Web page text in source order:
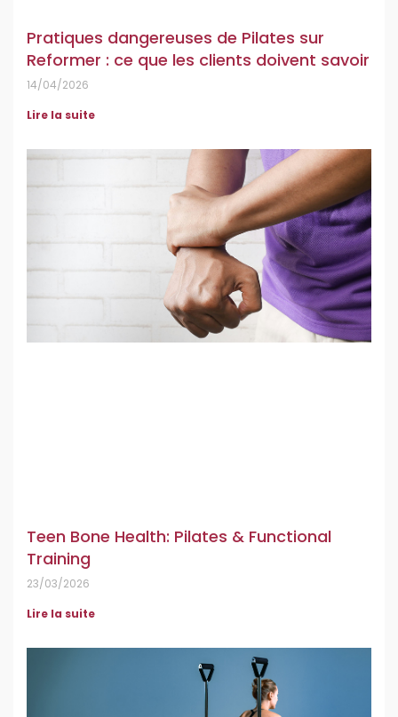
Pratiques dangereuses de Pilates sur
Reformer : ce que les clients doivent savoir
14/04/2026
Lire la suite
Teen Bone Health: Pilates & Functional
Training
23/03/2026
Lire la suite